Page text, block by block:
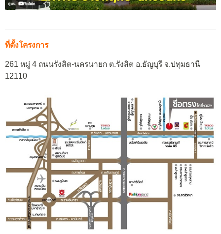
ที่ตั้งโครงการ
261 หมู่ 4 ถนนรังสิต-นครนายก ต.รังสิต อ.ธัญบุรี จ.ปทุมธานี
12110